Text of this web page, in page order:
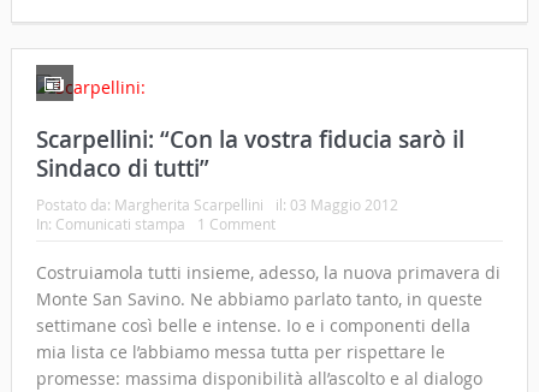
Scarpellini: “Con la vostra fiducia sarò il
Sindaco di tutti”
Postato da: Margherita Scarpellini il: 03 Maggio 2012
In: Comunicati stampa 1 Comment
Costruiamola tutti insieme, adesso, la nuova primavera di
Monte San Savino. Ne abbiamo parlato tanto, in queste
settimane così belle e intense. Io e i componenti della
mia lista ce l’abbiamo messa tutta per rispettare le
promesse: massima disponibilità all’ascolto e al dialogo